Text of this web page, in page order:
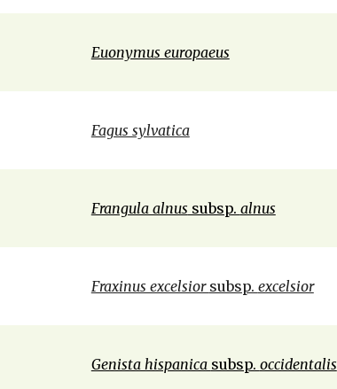
Euonymus europaeus
Fagus sylvatica
Frangula alnus subsp. alnus
Fraxinus excelsior subsp. excelsior
Genista hispanica subsp. occidentalis